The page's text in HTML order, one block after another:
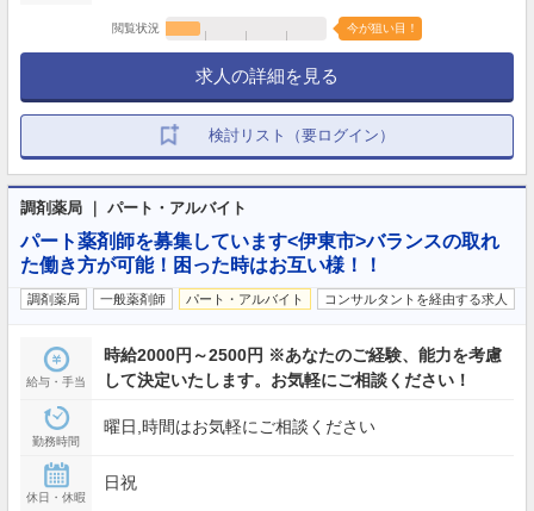
閲覧状況 今が狙い目！
求人の詳細を見る
検討リスト（要ログイン）
調剤薬局 ｜ パート・アルバイト
パート薬剤師を募集しています<伊東市>バランスの取れ
た働き方が可能！困った時はお互い様！！
調剤薬局 一般薬剤師 パート・アルバイト コンサルタントを経由する求人
給与・手当
時給2000円～2500円 ※あなたのご経験、能力を考慮
して決定いたします。お気軽にご相談ください！
勤務時間
曜日,時間はお気軽にご相談ください
休日・休暇
日祝